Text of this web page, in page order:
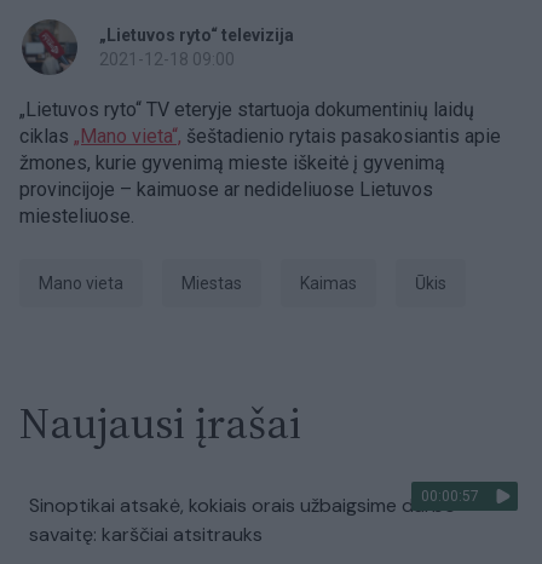
„Lietuvos ryto“ televizija
2021-12-18 09:00
„Lietuvos ryto“ TV eteryje startuoja dokumentinių laidų
ciklas „Mano vieta“, šeštadienio rytais pasakosiantis apie
žmones, kurie gyvenimą mieste iškeitė į gyvenimą
provincijoje – kaimuose ar nedideliuose Lietuvos
miesteliuose.
Mano vieta miestas kaimas ūkis
Naujausi įrašai
00:00:57
Sinoptikai atsakė, kokiais orais užbaigsime darbo
savaitę: karščiai atsitrauks